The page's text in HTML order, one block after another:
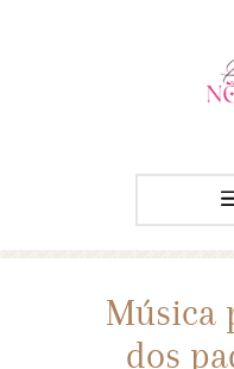
Música
dos